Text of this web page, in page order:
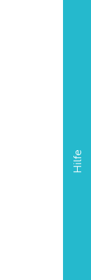
Hilfe